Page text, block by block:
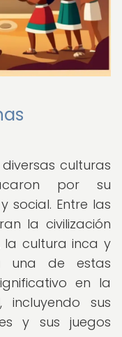
culturas
por su
social. Entre las
la civilización
la cultura inca y
una de estas
en la
sus
y sus juegos